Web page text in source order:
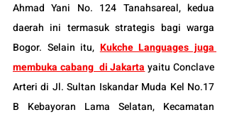
Ahmad Yani No. 124 Tanahsareal, kedua
daerah ini termasuk strategis bagi warga
Bogor. Selain itu, Kukche Languages juga
membuka cabang  di Jakarta yaitu Conclave
Arteri di Jl. Sultan Iskandar Muda Kel No.17
B Kebayoran Lama Selatan, Kecamatan